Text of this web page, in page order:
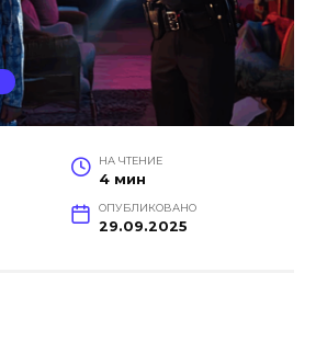
НА ЧТЕНИЕ
4 мин
ОПУБЛИКОВАНО
29.09.2025